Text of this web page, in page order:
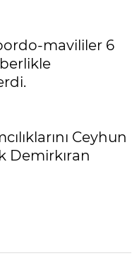
mavililer 6
Ceyhun
Demirkıran